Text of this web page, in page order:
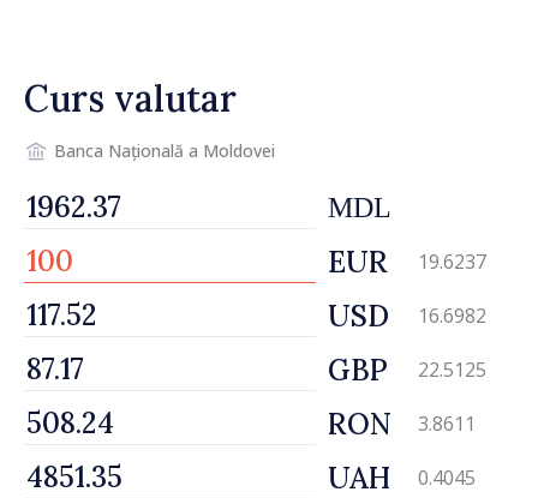
Curs valutar
Banca Națională a Moldovei
MDL
EUR 19.6237
USD 16.6982
GBP 22.5125
RON 3.8611
UAH 0.4045